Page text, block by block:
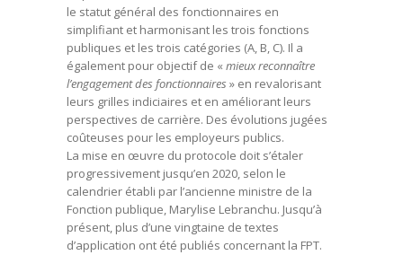
le statut général des fonctionnaires en
simplifiant et harmonisant les trois fonctions
publiques et les trois catégories (A, B, C). Il a
également pour objectif de « mieux reconnaître
l’engagement des fonctionnaires » en revalorisant
leurs grilles indiciaires et en améliorant leurs
perspectives de carrière. Des évolutions jugées
coûteuses pour les employeurs publics.
La mise en œuvre du protocole doit s’étaler
progressivement jusqu’en 2020, selon le
calendrier établi par l’ancienne ministre de la
Fonction publique, Marylise Lebranchu. Jusqu’à
présent, plus d’une vingtaine de textes
d’application ont été publiés concernant la FPT.